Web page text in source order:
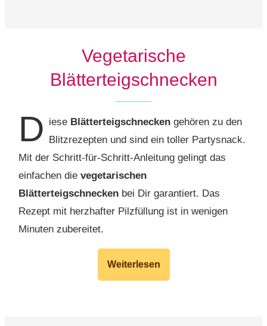
Vegetarische
Blätterteigschnecken
D iese Blätterteigschnecken gehören zu den
Blitzrezepten und sind ein toller Partysnack.
Mit der Schritt-für-Schritt-Anleitung gelingt das
einfachen die vegetarischen
Blätterteigschnecken bei Dir garantiert. Das
Rezept mit herzhafter Pilzfüllung ist in wenigen
Minuten zubereitet.
Weiterlesen